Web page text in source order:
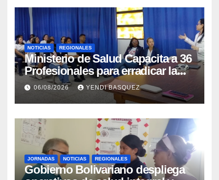
NOTICIAS REGIONALES
Ministerio de Salud Capacita a 36
Profesionales para erradicar la
Tuberculosis en Yaracuy
06/08/2026 YENDI BASQUEZ
JORNADAS NOTICIAS REGIONALES
Gobierno Bolivariano despliega